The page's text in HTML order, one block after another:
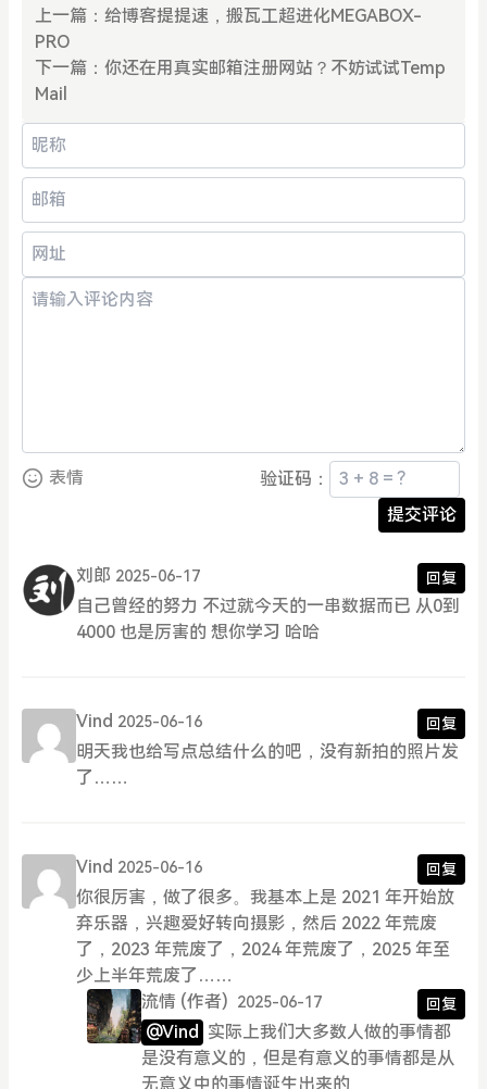
上一篇： 给博客提提速，搬瓦工超进化MEGABOX-
PRO
下一篇： 你还在用真实邮箱注册网站？不妨试试Temp
Mail
表情
验证码：
提交评论
刘郎 2025-06-17 回复
自己曾经的努力 不过就今天的一串数据而已 从0到
4000 也是厉害的 想你学习 哈哈
Vind 2025-06-16 回复
明天我也给写点总结什么的吧，没有新拍的照片发
了……
Vind 2025-06-16 回复
你很厉害，做了很多。我基本上是 2021 年开始放
弃乐器，兴趣爱好转向摄影，然后 2022 年荒废
了，2023 年荒废了，2024 年荒废了，2025 年至
少上半年荒废了……
流情 (作者) 2025-06-17 回复
@Vind 实际上我们大多数人做的事情都
是没有意义的，但是有意义的事情都是从
无意义中的事情诞生出来的